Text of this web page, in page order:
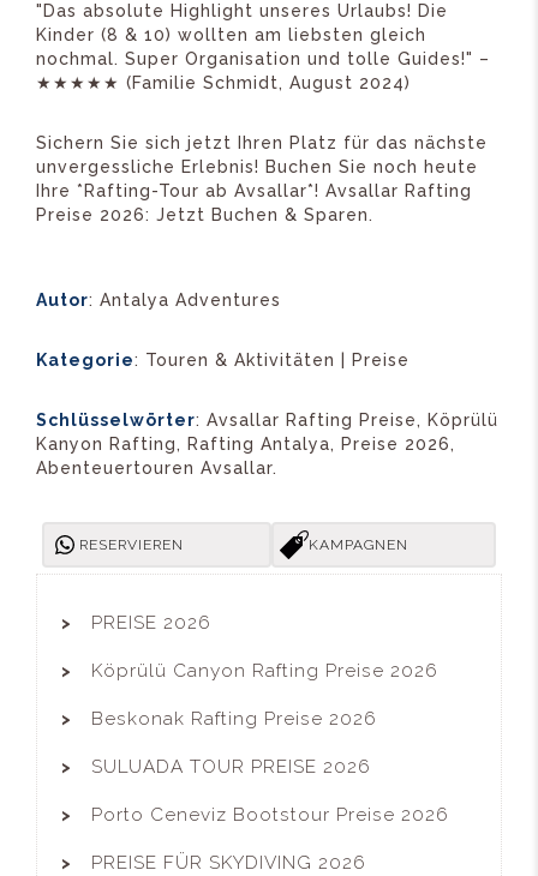
"Das absolute Highlight unseres Urlaubs! Die
Kinder (8 & 10) wollten am liebsten gleich
nochmal. Super Organisation und tolle Guides!" –
★★★★★ (Familie Schmidt, August 2024)
Sichern Sie sich jetzt Ihren Platz für das nächste
unvergessliche Erlebnis! Buchen Sie noch heute
Ihre *Rafting-Tour ab Avsallar*! Avsallar Rafting
Preise 2026: Jetzt Buchen & Sparen.
Autor: Antalya Adventures
Kategorie: Touren & Aktivitäten | Preise
Schlüsselwörter: Avsallar Rafting Preise, Köprülü
Kanyon Rafting, Rafting Antalya, Preise 2026,
Abenteuertouren Avsallar.
RESERVIEREN KAMPAGNEN
PREISE 2026
Köprülü Canyon Rafting Preise 2026
Beskonak Rafting Preise 2026
SULUADA TOUR PREISE 2026
Porto Ceneviz Bootstour Preise 2026
PREISE FÜR SKYDIVING 2026